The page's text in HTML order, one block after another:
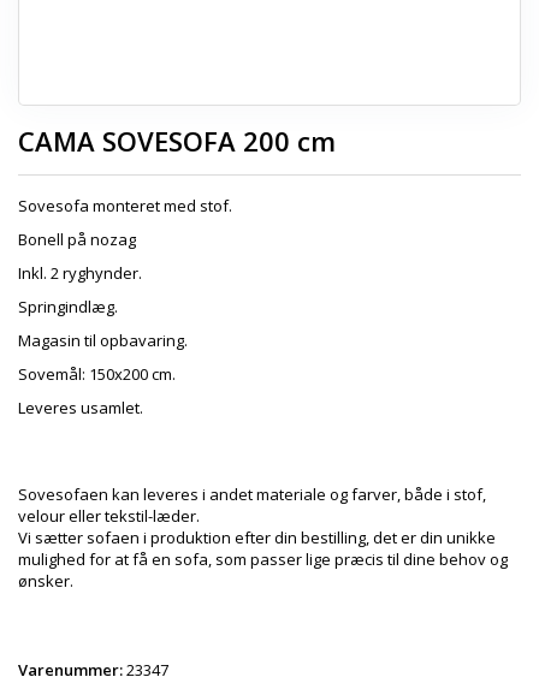
CAMA SOVESOFA 200 cm
Sovesofa monteret med stof.
Bonell på nozag
Inkl. 2 ryghynder.
Springindlæg.
Magasin til opbavaring.
Sovemål: 150x200 cm.
Leveres usamlet.
Sovesofaen kan leveres i andet materiale og farver, både i stof,
velour eller tekstil-læder.
Vi sætter sofaen i produktion efter din bestilling, det er din unikke
mulighed for at få en sofa, som passer lige præcis til dine behov og
ønsker.
Varenummer:23347